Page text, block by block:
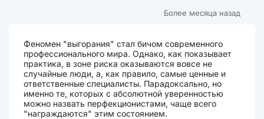
Более месяца назад
Феномен "выгорания" стал бичом современного
профессионального мира. Однако, как показывает
практика, в зоне риска оказываются вовсе не
случайные люди, а, как правило, самые ценные и
ответственные специалисты. Парадоксально, но
именно те, которых с абсолютной уверенностью
можно назвать перфекционистами, чаще всего
"награждаются" этим состоянием.